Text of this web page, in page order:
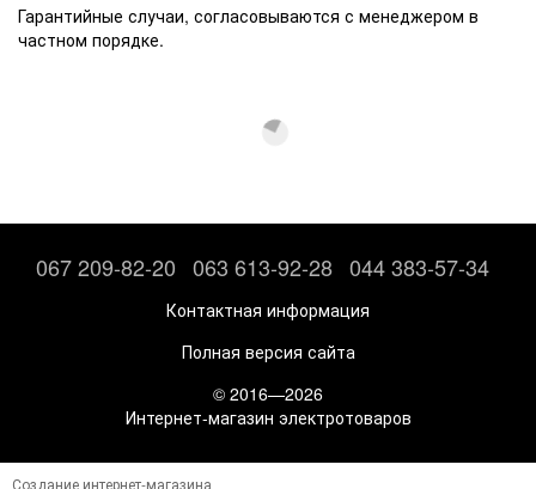
Гарантийные случаи, согласовываются с менеджером в
частном порядке.
067 209-82-20 063 613-92-28 044 383-57-34
Контактная информация
Полная версия сайта
© 2016—2026
Интернет-магазин электротоваров
Создание интернет-магазина